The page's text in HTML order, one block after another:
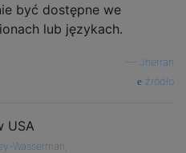
być dostępne we
lub językach.
Jherran
źródło
USA
Wasserman,